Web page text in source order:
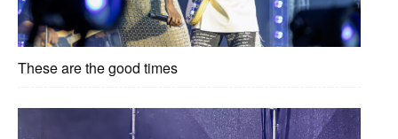
These are the good times